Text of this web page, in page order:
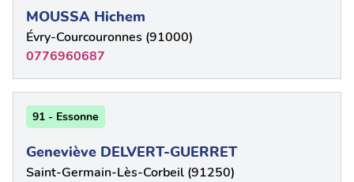
MOUSSA Hichem
Évry-Courcouronnes (91000)
0776960687
91 - Essonne
Geneviève DELVERT-GUERRET
Saint-Germain-Lès-Corbeil (91250)